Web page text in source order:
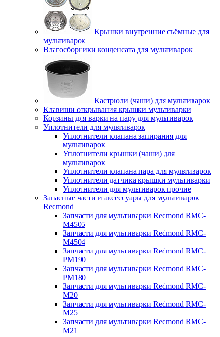
Крышки внутренние съёмные для
мультиварок
Влагосборники конденсата для мультиварок
Кастрюли (чаши) для мультиварок
Клавиши открывания крышки мультиварки
Корзины для варки на пару для мультиварок
Уплотнители для мультиварок
Уплотнители клапана запирания для
мультиварок
Уплотнители крышки (чаши) для
мультиварок
Уплотнители клапана пара для мультиварок
Уплотнители датчика крышки мультиварки
Уплотнители для мультиварок прочие
Запасные части и аксессуары для мультиварок
Redmond
Запчасти для мультиварки Redmond RMC-
M4505
Запчасти для мультиварки Redmond RMC-
M4504
Запчасти для мультиварки Redmond RMC-
PM190
Запчасти для мультиварки Redmond RMC-
PM180
Запчасти для мультиварки Redmond RMC-
M20
Запчасти для мультиварки Redmond RMC-
M25
Запчасти для мультиварки Redmond RMC-
M21